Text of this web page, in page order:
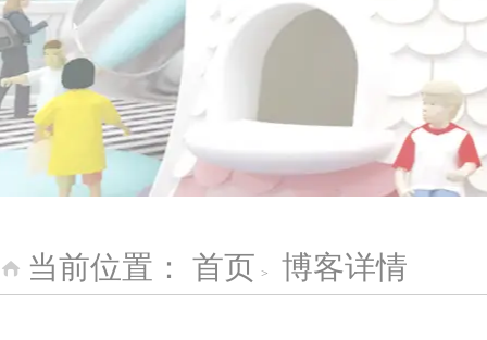
当前位置： 首页 > 博客详情